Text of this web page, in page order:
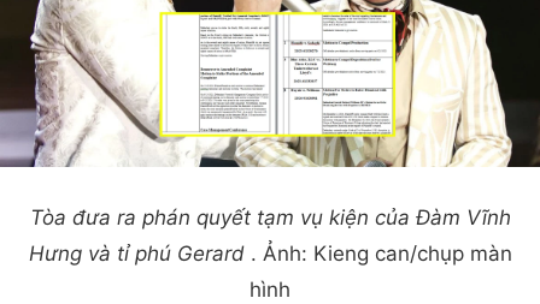
Tòa đưa ra phán quyết tạm vụ kiện của Đàm Vĩnh
Hưng và tỉ phú Gerard . Ảnh: Kieng can/chụp màn
hình